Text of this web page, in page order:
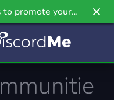
to promote your
our newest